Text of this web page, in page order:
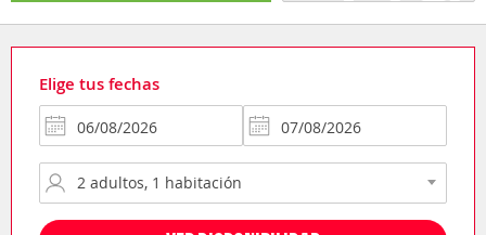
Elige tus fechas